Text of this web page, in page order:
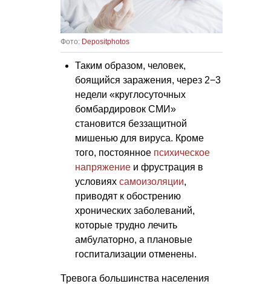
Фото: Depositphotos
Таким образом, человек,
боящийся заражения, через 2−3
недели «круглосуточных
бомбардировок СМИ»
становится беззащитной
мишенью для вируса. Кроме
того, постоянное психическое
напряжение и фрустрация в
условиях самоизоляции,
приводят к обострению
хронических заболеваний,
которые трудно лечить
амбулаторно, а плановые
госпитализации отменены.
Тревога большинства населения